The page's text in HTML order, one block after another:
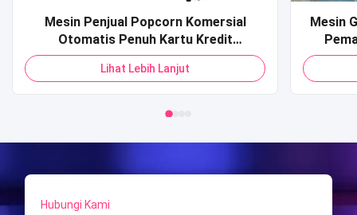
Mesin Penjual Popcorn Komersial
Otomatis Penuh Kartu Kredit
Pembayaran Kode QR Mesin Penjual
Pop Corn untuk Mall
Lihat Lebih Lanjut
Mesin
Game
Hubungi Kami